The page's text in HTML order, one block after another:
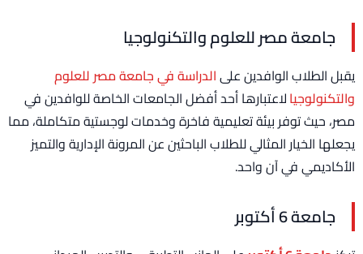
جامعة مصر للعلوم والتكنولوجيا
يقبل الطلاب الوافدين علىالدراسة في جامعة مصر للعلوم
والتكنولوجيالاعتبارها أحد أفضل الجامعات الخاصة للوافدين في
مصر، حيث توفر بيئة تعليمية فاخرة وخدمات لوجستية متكاملة، مما
يجعلها الخيار المثالي للطلاب الباحثين عن المرونة الإدارية والتميز
الأكاديمي في آن واحد.
جامعة 6 أكتوبر